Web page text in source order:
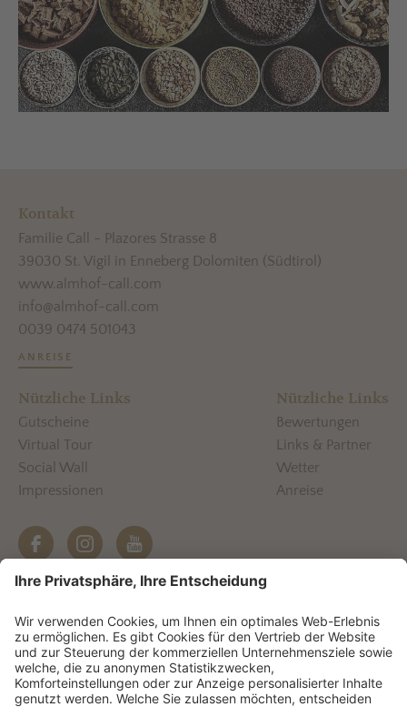
Kontakt
Familie Call - Plazores Strasse 8
39030 St. Vigil in Enneberg Dolomiten (Südtirol)
www.almhof-call.com
info@almhof-call.com
0039 0474 501043
ANREISE
Nützliche Links
Gutscheine
Virtual Tour
Social Wall
Impressionen
Nützliche Links
Bewertungen
Links & Partner
Wetter
Anreise